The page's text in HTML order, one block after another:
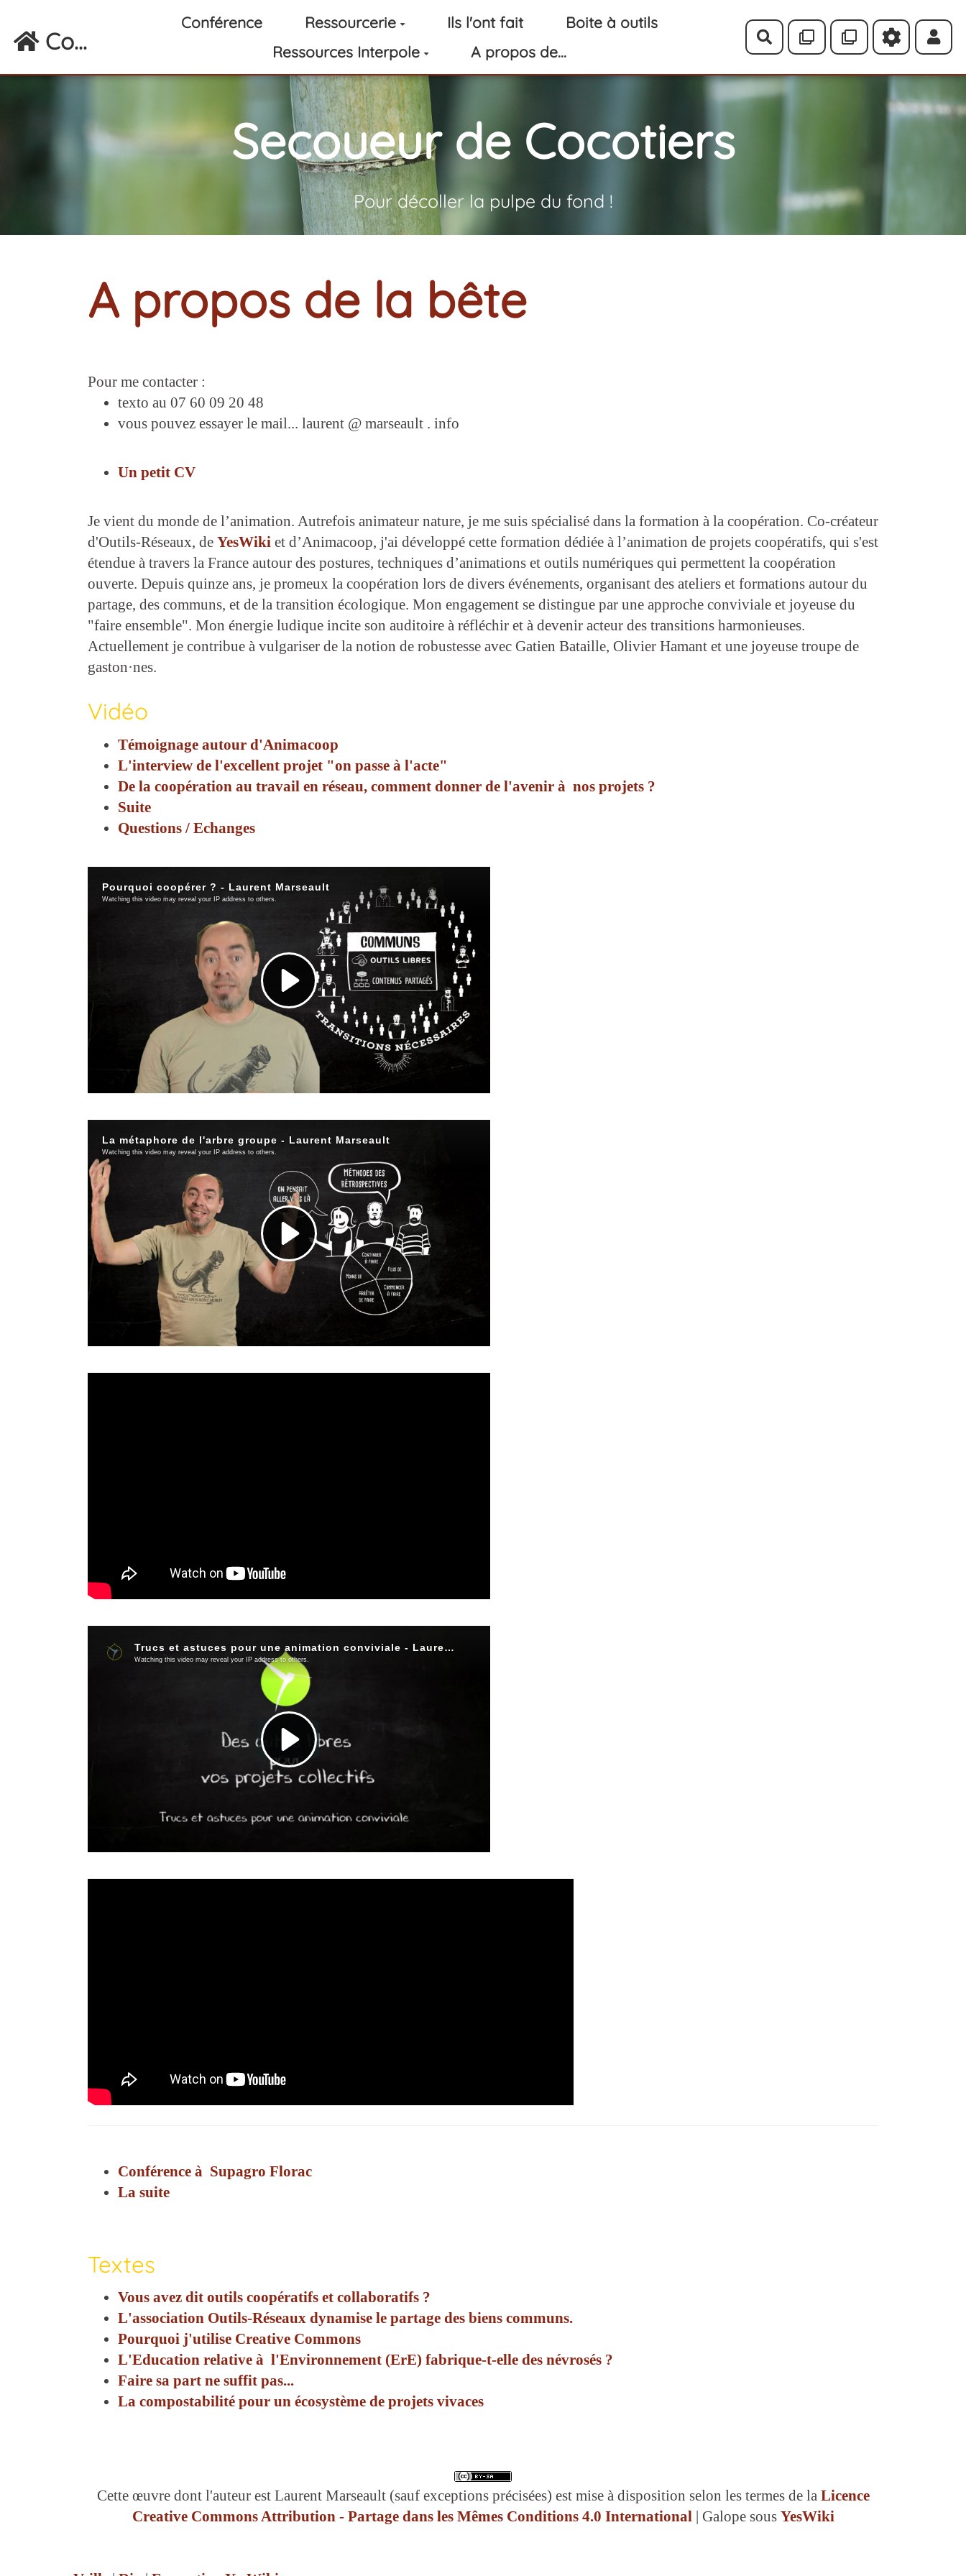
Aller au contenu principal
Co...
Conférence Ressourcerie Ils l'ont fait
Boite à outils
Ressources Interpole
A propos de...
Rechercher
Secoueur de Cocotiers
Pour décoller la pulpe du fond !
A propos de la bête
Pour me contacter :
texto au 07 60 09 20 48
vous pouvez essayer le mail... laurent @ marseault . info
Un petit CV
Je vient du monde de l’animation. Autrefois animateur nature, je me suis spécialisé dans la formation à la coopération. Co-créateur
d'Outils-Réseaux, de YesWiki et d’Animacoop, j'ai développé cette formation dédiée à l’animation de projets coopératifs, qui s'est
étendue à travers la France autour des postures, techniques d’animations et outils numériques qui permettent la coopération
ouverte. Depuis quinze ans, je promeux la coopération lors de divers événements, organisant des ateliers et formations autour du
partage, des communs, et de la transition écologique. Mon engagement se distingue par une approche conviviale et joyeuse du
"faire ensemble". Mon énergie ludique incite son auditoire à réfléchir et à devenir acteur des transitions harmonieuses.
Actuellement je contribue à vulgariser de la notion de robustesse avec Gatien Bataille, Olivier Hamant et une joyeuse troupe de
gaston·nes.
Vidéo
Témoignage autour d'Animacoop
L'interview de l'excellent projet "on passe à l'acte"
De la coopération au travail en réseau, comment donner de l'avenir à nos projets ?
Suite
Questions / Echanges
Conférence à Supagro Florac
La suite
Textes
Vous avez dit outils coopératifs et collaboratifs ?
L'association Outils-Réseaux dynamise le partage des biens communs.
Pourquoi j'utilise Creative Commons
L'Education relative à l'Environnement (ErE) fabrique-t-elle des névrosés ?
Faire sa part ne suffit pas...
La compostabilité pour un écosystème de projets vivaces
Cette œuvre dont l'auteur est Laurent Marseault (sauf exceptions précisées) est mise à disposition selon les termes de la Licence
Creative Commons Attribution - Partage dans les Mêmes Conditions 4.0 International| Galope sous YesWiki